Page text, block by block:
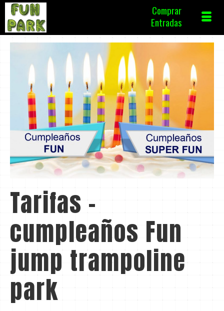
Comprar
Entradas
Tarifas -
cumpleaños Fun
jump trampoline
park